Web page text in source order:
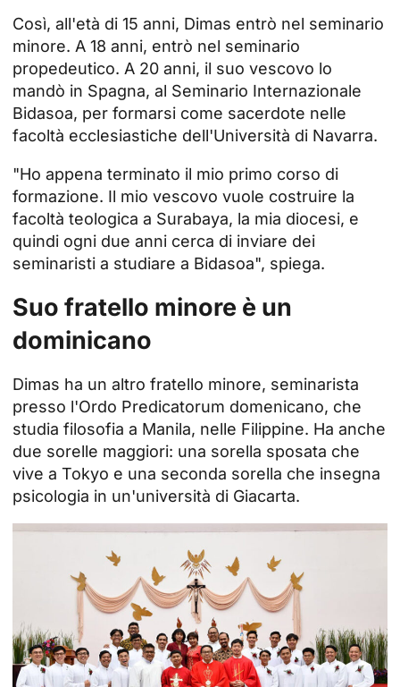
Così, all'età di 15 anni, Dimas entrò nel seminario
minore. A 18 anni, entrò nel seminario
propedeutico. A 20 anni, il suo vescovo lo
mandò in Spagna, al Seminario Internazionale
Bidasoa, per formarsi come sacerdote nelle
facoltà ecclesiastiche dell'Università di Navarra.
"Ho appena terminato il mio primo corso di
formazione. Il mio vescovo vuole costruire la
facoltà teologica a Surabaya, la mia diocesi, e
quindi ogni due anni cerca di inviare dei
seminaristi a studiare a Bidasoa", spiega.
Suo fratello minore è un
dominicano
Dimas ha un altro fratello minore, seminarista
presso l'Ordo Predicatorum domenicano, che
studia filosofia a Manila, nelle Filippine. Ha anche
due sorelle maggiori: una sorella sposata che
vive a Tokyo e una seconda sorella che insegna
psicologia in un'università di Giacarta.